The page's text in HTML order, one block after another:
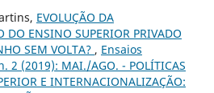
EVOLUÇÃO DA
DO ENSINO SUPERIOR PRIVADO
SEM VOLTA? , Ensaios
2 (2019): MAI./AGO. - POLÍTICAS
E INTERNACIONALIZAÇÃO: